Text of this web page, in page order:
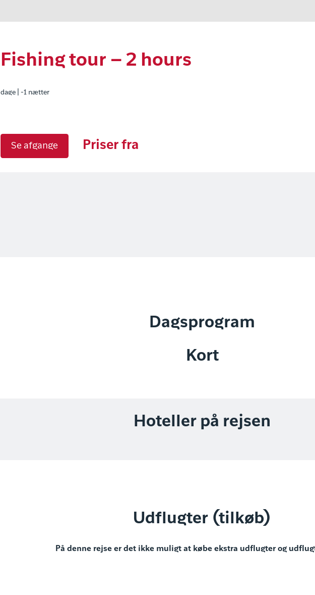
Fishing tour – 2 hours
dage | -1 nætter
Se afgange Priser fra
Dagsprogram
Kort
Hoteller på rejsen
Udflugter (tilkøb)
På denne rejse er det ikke muligt at købe ekstra udflugter og